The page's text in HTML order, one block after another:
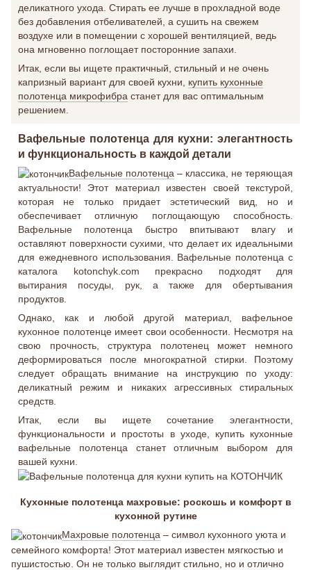
деликатного ухода. Стирать ее лучше в прохладной воде
без добавления отбеливателей, а сушить на свежем
воздухе или в помещении с хорошей вентиляцией, ведь
она мгновенно поглощает посторонние запахи.
Итак, если вы ищете практичный, стильный и не очень
капризный вариант для своей кухни, купить кухонные
полотенца микрофибра станет для вас оптимальным
решением.
Вафельные полотенца для кухни: элегантность
и функциональность в каждой детали
Вафельные полотенца – классика, не теряющая
актуальности! Этот материал известен своей текстурой,
которая не только придает эстетический вид, но и
обеспечивает отличную поглощающую способность.
Вафельные полотенца быстро впитывают влагу и
оставляют поверхности сухими, что делает их идеальными
для ежедневного использования. Вафельные полотенца с
каталога kotonchyk.com прекрасно подходят для
вытирания посуды, рук, а также для обертывания
продуктов.
Однако, как и любой другой материал, вафельное
кухонное полотенце имеет свои особенности. Несмотря на
свою прочность, структура полотенец может немного
деформироваться после многократной стирки. Поэтому
следует обращать внимание на инструкцию по уходу:
деликатный режим и никаких агрессивных стиральных
средств.
Итак, если вы ищете сочетание элегантности,
функциональности и простоты в уходе, купить кухонные
вафельные полотенца станет отличным выбором для
вашей кухни.
Кухонные полотенца махровые: роскошь и комфорт в
кухонной рутине
Махровые полотенца – символ кухонного уюта и
семейного комфорта! Этот материал известен мягкостью и
пушистостью. Он не только выглядит стильно, но и отлично